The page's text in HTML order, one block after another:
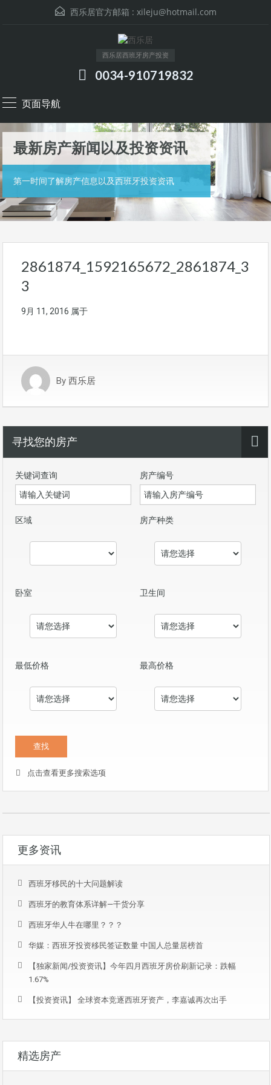
西乐居官方邮箱 : xileju@hotmail.com
西乐居西班牙房产投资
0034-910719832
页面导航
最新房产新闻以及投资资讯
第一时间了解房产信息以及西班牙投资资讯
2861874_1592165672_2861874_3
3
9月 11, 2016 属于
By 西乐居
寻找您的房产
关键词查询 房产编号
区域 房产种类
卧室 卫生间
最低价格 最高价格
点击查看更多搜索选项
更多资讯
西班牙移民的十大问题解读
西班牙的教育体系详解—干货分享
西班牙华人牛在哪里？？？
华媒：西班牙投资移民签证数量 中国人总量居榜首
【独家新闻/投资资讯】今年四月西班牙房价刷新记录：跌幅
1.67%
【投资资讯】 全球资本竞逐西班牙资产，李嘉诚再次出手
精选房产